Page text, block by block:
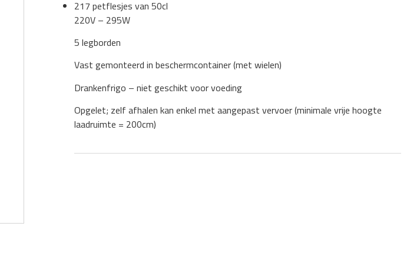
217 petflesjes van 50cl
220V – 295W
5 legborden
Vast gemonteerd in beschermcontainer (met wielen)
Drankenfrigo – niet geschikt voor voeding
Opgelet; zelf afhalen kan enkel met aangepast vervoer (minimale vrije hoogte
laadruimte = 200cm)